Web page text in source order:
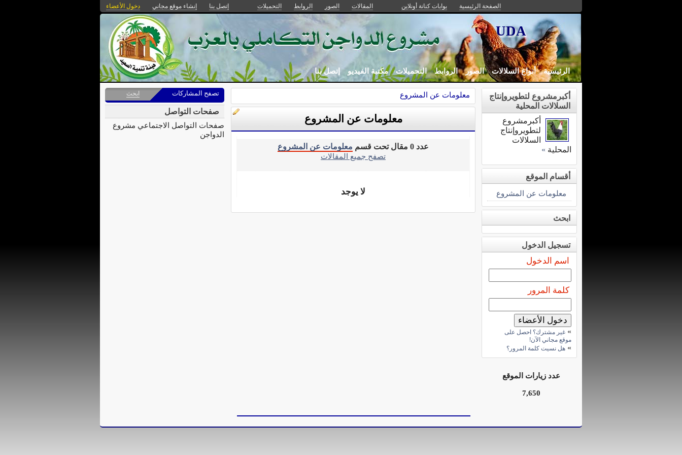
الصفحة الرئيسية بوابات كنانة أونلاين المقالات الصور الروابط التحميلات إتصل بنا إنشاء موقع مجاني دخول الأعضاء
UDA
الرئيسية أنواع السلالات الصور الروابط التحميلات مكتبة الفيديو إتصل بنا
معلومات عن المشروع
معلومات عن المشروع
عدد 0 مقال تحت قسم
معلومات عن المشروع
تصفح جميع المقالات
لا يوجد
أكبرمشروع لتطويروإنتاج
السلالات المحلية
أكبرمشروع
لتطويروإنتاج
السلالات
المحلية »
أقسام الموقع
معلومات عن المشروع
ابحث
تسجيل الدخول
اسم الدخول
كلمة المرور
» غير مشترك؟ احصل على
موقع مجاني الآن!
» هل نسيت كلمة المرور؟
عدد زيارات الموقع
7,650
تصفح المشاركات ابحث
صفحات التواصل
صفحات التواصل الاجتماعي مشروع
الدواجن